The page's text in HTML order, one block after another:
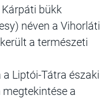
bükk
néven a Vihorláti
a természeti
Liptói-Tátra északi
a